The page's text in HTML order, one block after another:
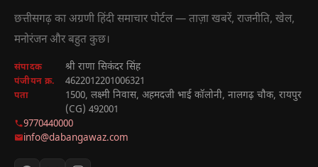
छत्तीसगढ़ का अग्रणी हिंदी समाचार पोर्टल — ताज़ा खबरें, राजनीति, खेल,
मनोरंजन और बहुत कुछ।
संपादक श्री राणा सिकंदर सिंह
पंजीयन क्र. 4622012201006321
पता
1500, लक्ष्मी निवास, अहमदजी भाई कॉलोनी, नालगढ़ चौक, रायपुर
(CG) 492001
9770440000
info@dabangawaz.com